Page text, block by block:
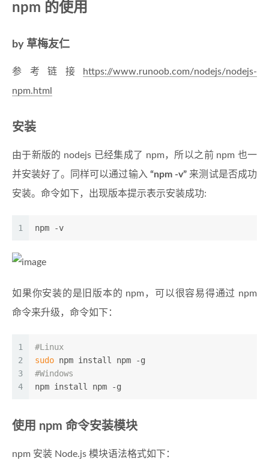
npm 的使用
by 草梅友仁
参考链接
https://www.runoob.com/nodejs/nodejs-
npm.html
安装
由于新版的 nodejs 已经集成了 npm，所以之前 npm 也一
并安装好了。同样可以通过输入 “npm -v” 来测试是否成功
安装。命令如下，出现版本提示表示安装成功:
1 npm -v
如果你安装的是旧版本的 npm，可以很容易得通过 npm
命令来升级，命令如下：
1
2
3
4
#Linux
sudo npm install npm -g
#Windows
npm install npm -g
使用 npm 命令安装模块
npm 安装 Node.js 模块语法格式如下：